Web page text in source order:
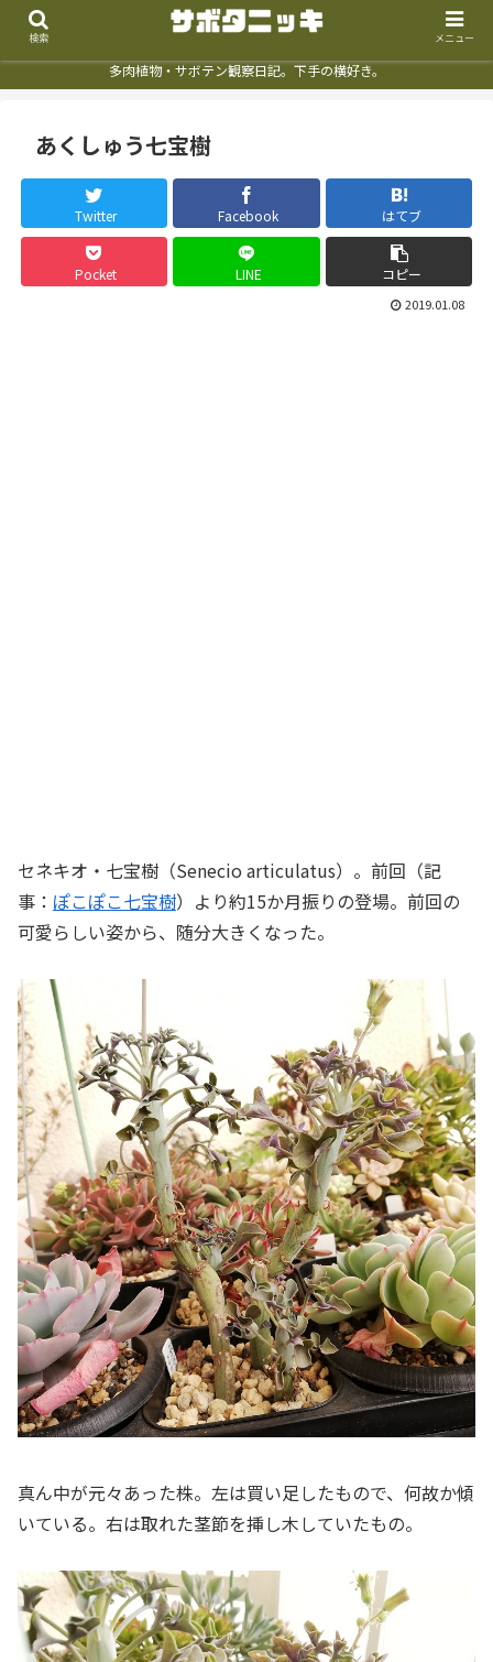
多肉植物・サボテン観察日記。下手の横好き。
あくしゅう七宝樹
Twitter Facebook はてブ
Pocket LINE コピー
2019.01.08
セネキオ・七宝樹（Senecio articulatus）。前回（記
事： ぽこぽこ七宝樹）より約15か月振りの登場。前回の
可愛らしい姿から、随分大きくなった。
真ん中が元々あった株。左は買い足したもので、何故か傾
いている。右は取れた茎節を挿し木していたもの。
検索 メニュー